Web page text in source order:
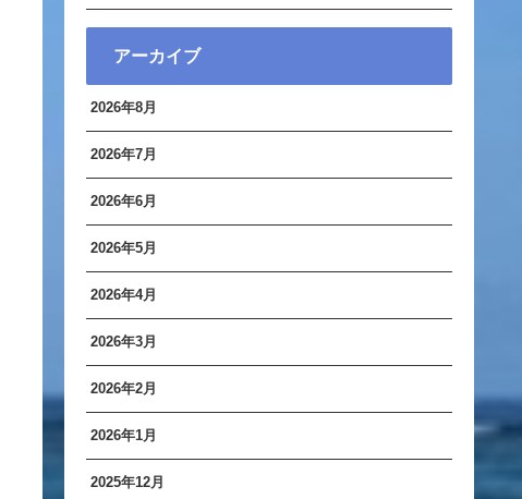
アーカイブ
2026年8月
2026年7月
2026年6月
2026年5月
2026年4月
2026年3月
2026年2月
2026年1月
2025年12月